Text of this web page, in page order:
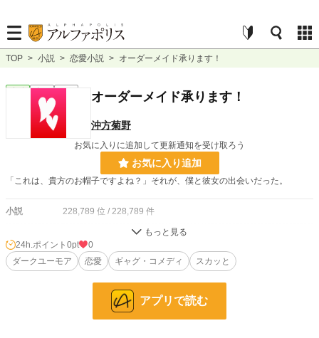
TOP > 小説 > 恋愛小説 > オーダーメイド承ります！
完結 短編 オーダーメイド承ります！
沖方菊野
お気に入りに追加して更新通知を受け取ろう
お気に入り追加
「これは、貴方のお帽子ですよね？」それが、僕と彼女の出会いだった。
小説 228,789 位 / 228,789 件
66,373 位 / 66,373 件
お気に入り 6
24h.ポイント 0pt
0
ダークユーモア
恋愛 ギャグ・コメディ スカッと
アプリで読む